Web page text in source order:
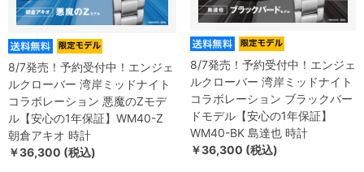
8/7発売！予約受付中！エンジェ
ルクローバー 湾岸ミッドナイト
コラボレーション 悪魔のZモデ
ル【安心の1年保証】WM40-Z
朝倉アキオ 時計
￥36,300 (税込)
8/7発売！予約受付中！エンジェ
ルクローバー 湾岸ミッドナイト
コラボレーション ブラックバー
ドモデル【安心の1年保証】
WM40-BK 島達也 時計
￥36,300 (税込)